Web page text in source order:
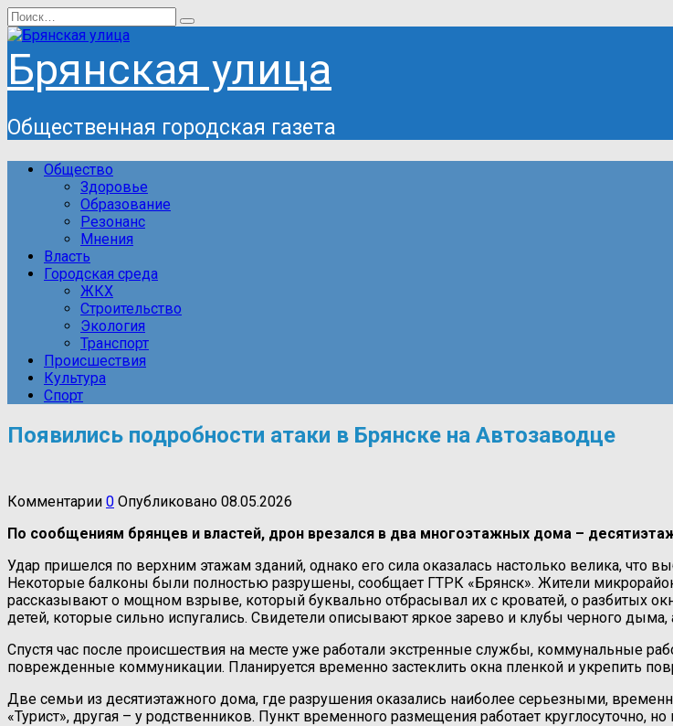
Перейти
к
содержанию
Search
for:
Брянская улица
Общественная городская газета
Общество
Здоровье
Образование
Резонанс
Мнения
Власть
Городская среда
ЖКХ
Строительство
Экология
Транспорт
Происшествия
Культура
Спорт
Появились подробности атаки в Брянске на Автозаводце
Комментарии 0 Опубликовано 08.05.2026
По сообщениям брянцев и властей, дрон врезался в два многоэтажных дома –
Удар пришелся по верхним этажам зданий, однако его сила оказалась настолько велика, что
Некоторые балконы были полностью разрушены, сообщает ГТРК «Брянск». Жители
рассказывают о мощном взрыве, который буквально отбрасывал их с кроватей, о разбитых
детей, которые сильно испугались. Свидетели описывают яркое зарево и клубы черного
Спустя час после происшествия на месте уже работали экстренные службы, коммунальные
поврежденные коммуникации. Планируется временно застеклить окна пленкой и укрепить
Две семьи из десятиэтажного дома, где разрушения оказались наиболее серьезными,
«Турист», другая – у родственников. Пункт временного размещения работает круглосуточно,